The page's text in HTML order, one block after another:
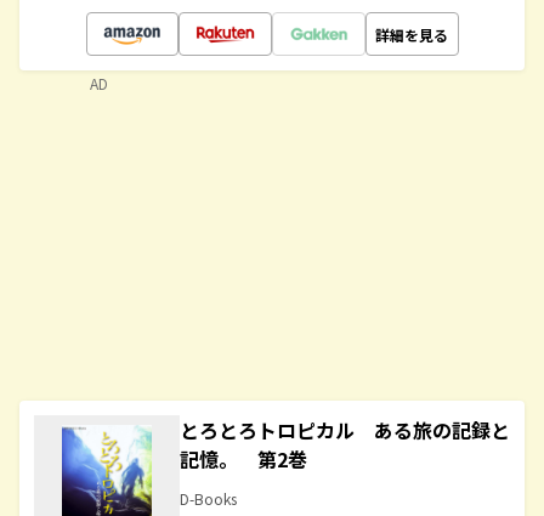
詳細を見る
とろとろトロピカル ある旅の記録と
記憶。 第2巻
D-Books
AD